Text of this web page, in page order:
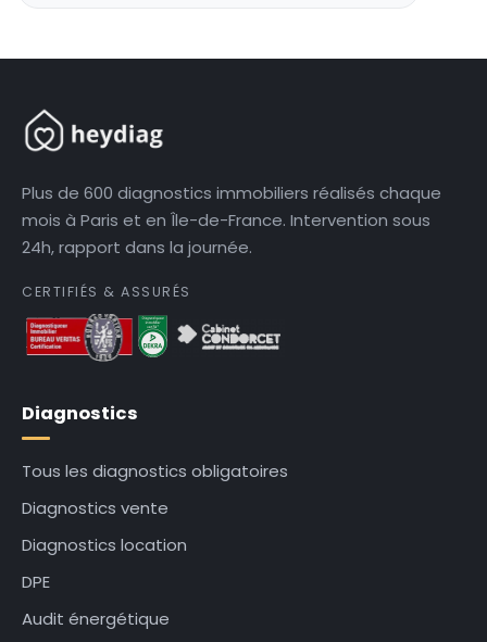
Plus de 600 diagnostics immobiliers réalisés chaque
mois à Paris et en Île-de-France. Intervention sous
24h, rapport dans la journée.
CERTIFIÉS & ASSURÉS
Diagnostics
Tous les diagnostics obligatoires
Diagnostics vente
Diagnostics location
DPE
Audit énergétique